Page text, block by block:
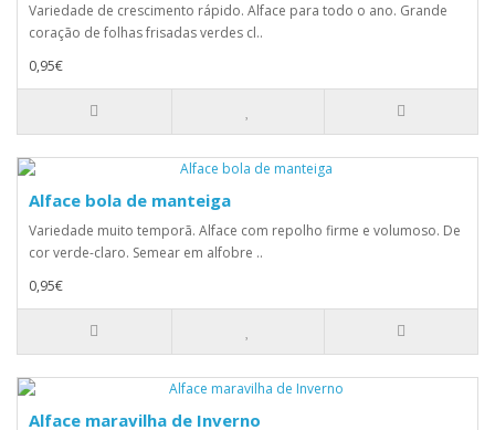
Variedade de crescimento rápido. Alface para todo o ano. Grande
coração de folhas frisadas verdes cl..
0,95€
Alface bola de manteiga
Variedade muito temporã. Alface com repolho firme e volumoso. De
cor verde-claro. Semear em alfobre ..
0,95€
Alface maravilha de Inverno